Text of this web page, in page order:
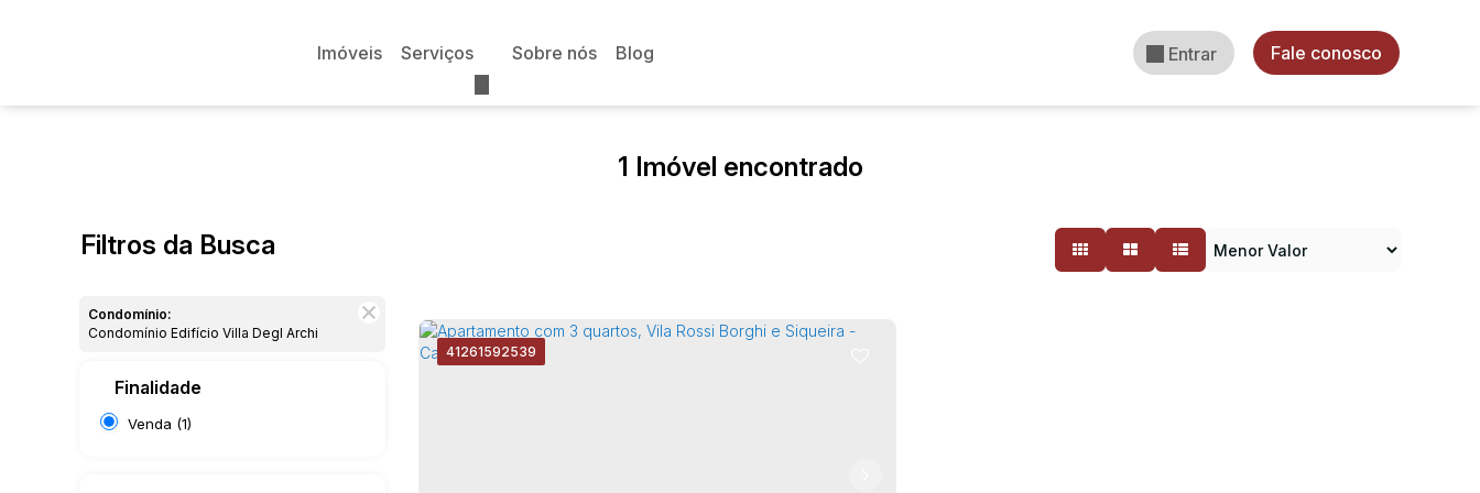
Fale conosco
Entrar
Blog
Sobre nós
Serviços
Imóveis
1 Imóvel encontrado
Filtros da Busca
Condomínio:
Condomínio Edifício Villa Degl Archi
Finalidade
Venda (1)
41261592539